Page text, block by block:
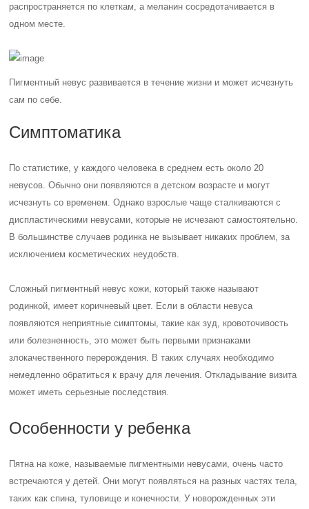
распространяется по клеткам, а меланин сосредотачивается в
одном месте.
Пигментный невус развивается в течение жизни и может исчезнуть
сам по себе.
Симптоматика
По статистике, у каждого человека в среднем есть около 20
невусов. Обычно они появляются в детском возрасте и могут
исчезнуть со временем. Однако взрослые чаще сталкиваются с
диспластическими невусами, которые не исчезают самостоятельно.
В большинстве случаев родинка не вызывает никаких проблем, за
исключением косметических неудобств.
Сложный пигментный невус кожи, который также называют
родинкой, имеет коричневый цвет. Если в области невуса
появляются неприятные симптомы, такие как зуд, кровоточивость
или болезненность, это может быть первыми признаками
злокачественного перерождения. В таких случаях необходимо
немедленно обратиться к врачу для лечения. Откладывание визита
может иметь серьезные последствия.
Особенности у ребенка
Пятна на коже, называемые пигментными невусами, очень часто
встречаются у детей. Они могут появляться на разных частях тела,
таких как спина, туловище и конечности. У новорожденных эти